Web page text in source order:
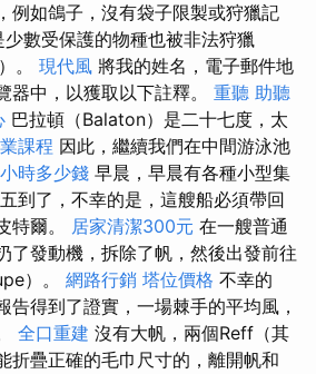
例如鴿子，沒有袋子限製或狩獵記
少數受保護的物種也被非法狩獵
。 現代風 將我的姓名，電子郵件地
器中，以獲取以下註釋。 重聽 助聽
巴拉頓（Balaton）是二十七度，太
課程 因此，繼續我們在中間游泳池
時多少錢 早晨，早晨有各種小型集
到了，不幸的是，這艘船必須帶回
特爾。 居家清潔300元 在一艘普通
了發動機，拆除了帆，然後出發前往
）。 網路行銷 塔位價格 不幸的
告得到了證實，一場棘手的平均風，
全口重建 沒有大帆，兩個Reff（其
折疊正確的毛巾尺寸的，離開帆和